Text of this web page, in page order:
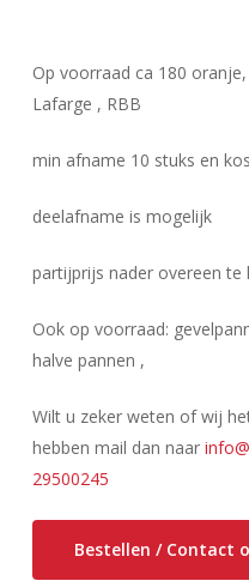
Op voorraad ca 180
Lafarge , RBB
min afname 10 stuks en
deelafname is mogelijk
partijprijs nader overeen te
Ook op voorraad:
halve pannen ,
Wilt u zeker weten of wij
hebben mail dan naar
29500245
Bestellen / Contact